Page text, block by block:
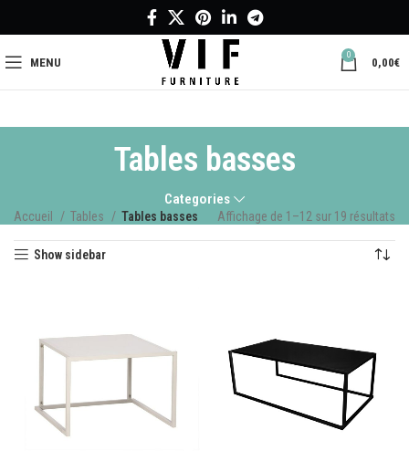
MENU
0
0,00€
Tables basses
Categories
Accueil Tables Tables basses Affichage de 1–12 sur 19 résultats
Show sidebar